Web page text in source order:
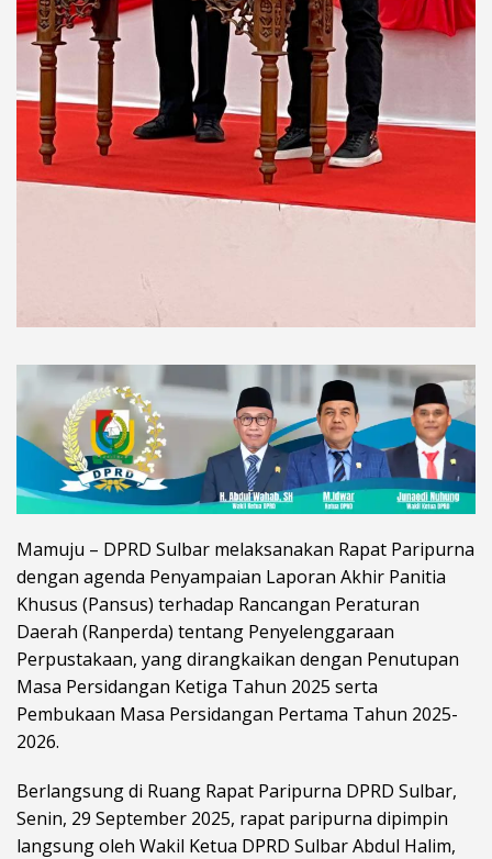
Mamuju – DPRD Sulbar melaksanakan Rapat Paripurna
dengan agenda Penyampaian Laporan Akhir Panitia
Khusus (Pansus) terhadap Rancangan Peraturan
Daerah (Ranperda) tentang Penyelenggaraan
Perpustakaan, yang dirangkaikan dengan Penutupan
Masa Persidangan Ketiga Tahun 2025 serta
Pembukaan Masa Persidangan Pertama Tahun 2025-
2026.
Berlangsung di Ruang Rapat Paripurna DPRD Sulbar,
Senin, 29 September 2025, rapat paripurna dipimpin
langsung oleh Wakil Ketua DPRD Sulbar Abdul Halim,